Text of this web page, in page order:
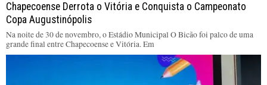
Chapecoense Derrota o Vitória e Conquista o Campeonato
Copa Augustinópolis
Na noite de 30 de novembro, o Estádio Municipal O Bicão foi palco de uma
grande final entre Chapecoense e Vitória. Em